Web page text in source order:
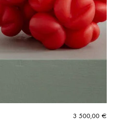
3 500,00 €